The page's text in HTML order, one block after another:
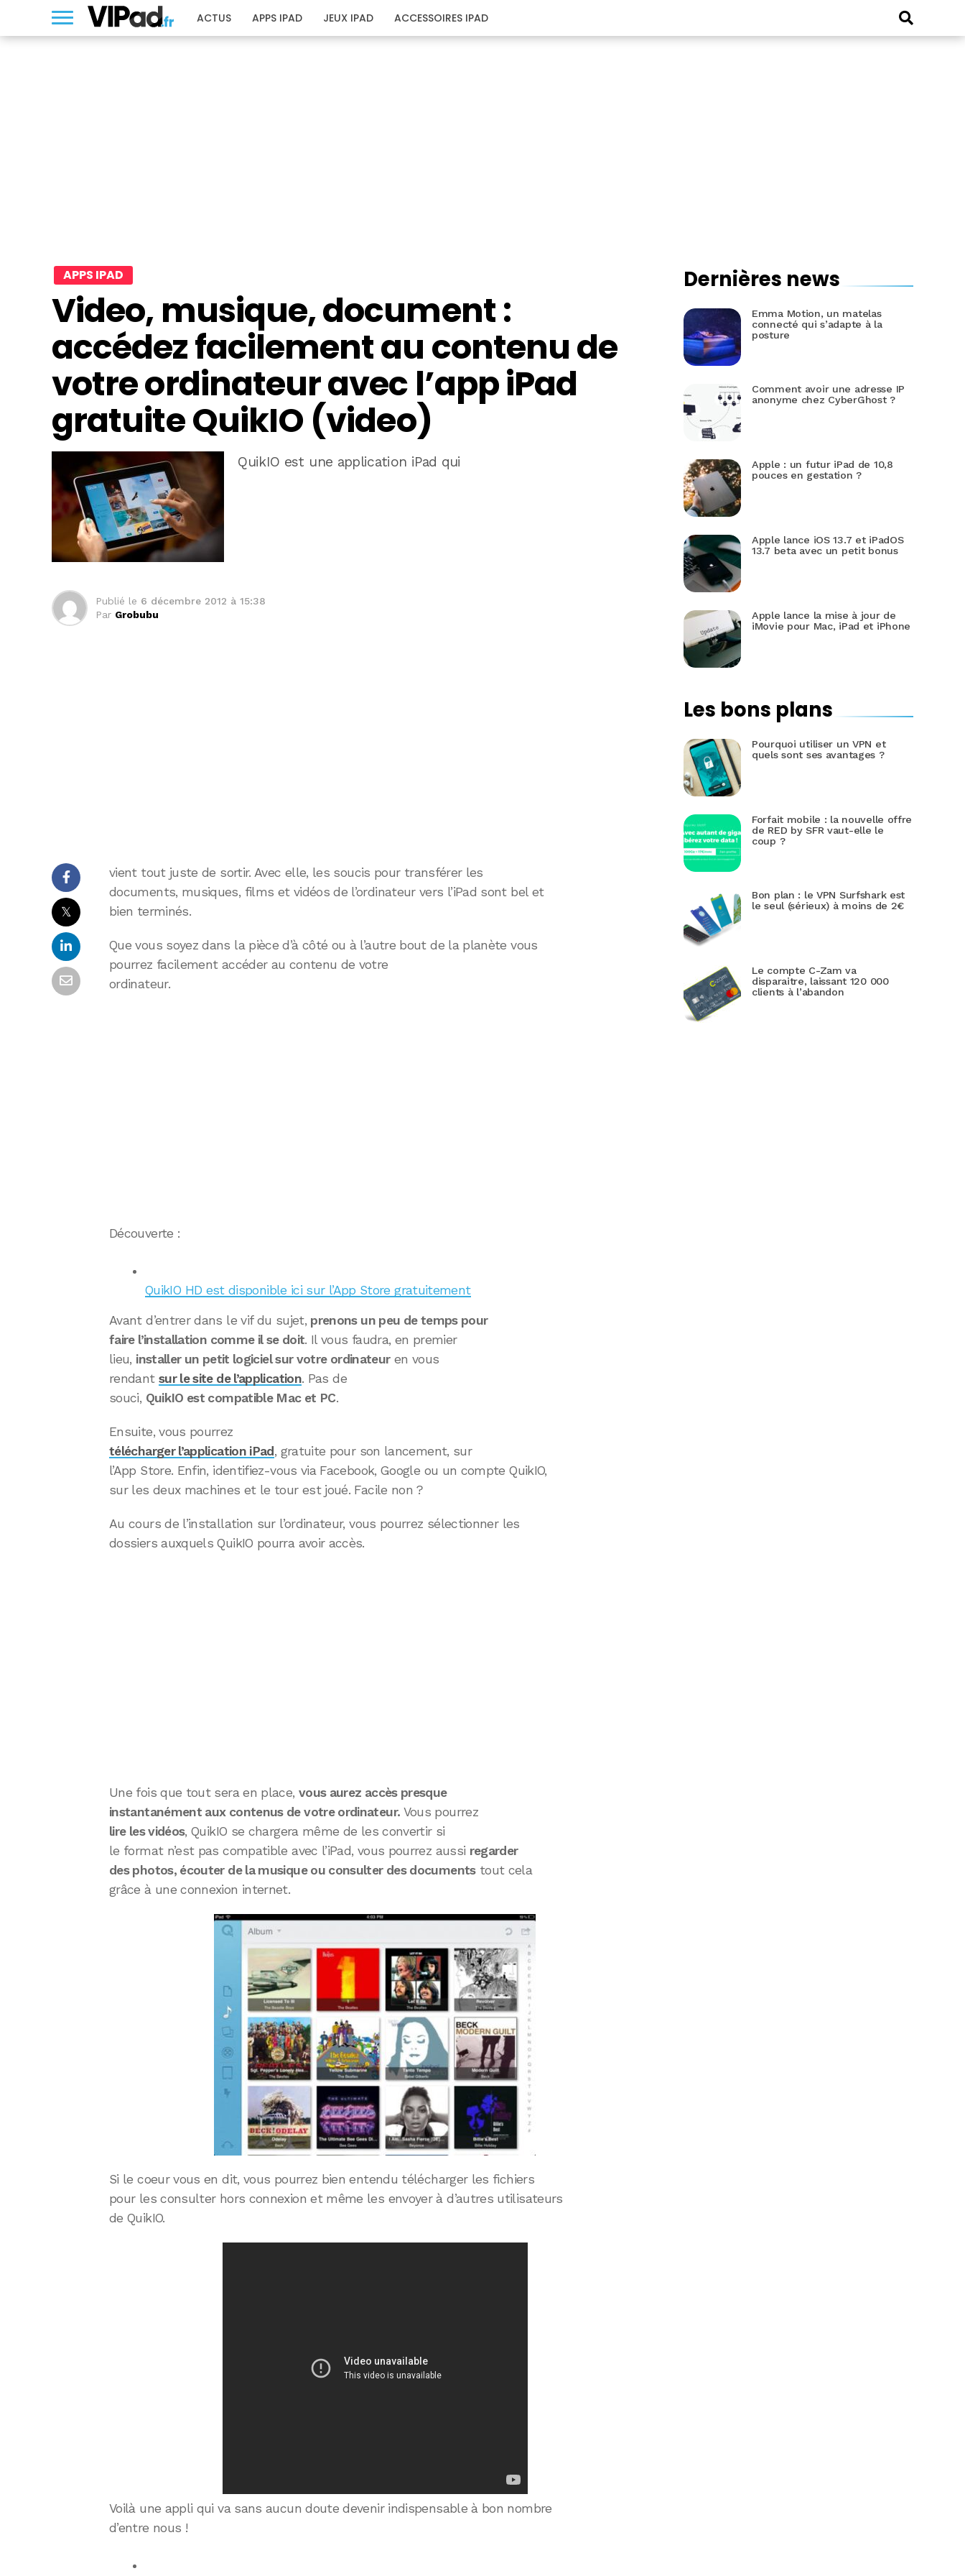
ACTUS APPS IPAD JEUX IPAD ACCESSOIRES IPAD
APPS IPAD
Video, musique, document :
accédez facilement au contenu de
votre ordinateur avec l’app iPad
gratuite QuikIO (video)
QuikIO est une application iPad qui
Publié le 6 décembre 2012 à 15:38
Par Grobubu
𝕏
vient tout juste de sortir. Avec elle, les soucis pour transférer les
documents, musiques, films et vidéos de l’ordinateur vers l’iPad sont bel et
bien terminés.
Que vous soyez dans la pièce d’à côté ou à l’autre bout de la planète vous
pourrez facilement accéder au contenu de votre
ordinateur.
Découverte :
QuikIO HD est disponible ici sur l’App Store gratuitement
Avant d’entrer dans le vif du sujet, prenons un peu de temps pour
faire l’installation comme il se doit. Il vous faudra, en premier
lieu, installer un petit logiciel sur votre ordinateuren vous
rendant sur le site de l’application. Pas de
souci, QuikIO est compatible Mac et PC.
Ensuite, vous pourrez
télécharger l’application iPad , gratuite pour son lancement, sur
l’App Store. Enfin, identifiez-vous via Facebook, Google ou un compte QuikIO,
sur les deux machines et le tour est joué. Facile non ?
Au cours de l’installation sur l’ordinateur, vous pourrez sélectionner les
dossiers auxquels QuikIO pourra avoir accès.
Une fois que tout sera en place, vous aurez accès presque
instantanément aux contenus de votre ordinateur. Vous pourrez
lire les vidéos, QuikIO se chargera même de les convertir si
le format n’est pas compatible avec l’iPad, vous pourrez aussi regarder
des photos, écouter de la musique ou consulter des documentstout cela
grâce à une connexion internet.
Si le coeur vous en dit, vous pourrez bien entendu télécharger les fichiers
pour les consulter hors connexion et même les envoyer à d’autres utilisateurs
de QuikIO.
Voilà une appli qui va sans aucun doute devenir indispensable à bon nombre
d’entre nous !
Dernières news
Emma Motion, un matelas
connecté qui s’adapte à la
posture
Comment avoir une adresse IP
anonyme chez CyberGhost ?
Apple : un futur iPad de 10,8
pouces en gestation ?
Apple lance iOS 13.7 et iPadOS
13.7 beta avec un petit bonus
Apple lance la mise à jour de
iMovie pour Mac, iPad et iPhone
Les bons plans
Pourquoi utiliser un VPN et
quels sont ses avantages ?
Forfait mobile : la nouvelle offre
de RED by SFR vaut-elle le
coup ?
Bon plan : le VPN Surfshark est
le seul (sérieux) à moins de 2€
Le compte C-Zam va
disparaitre, laissant 120 000
clients à l’abandon